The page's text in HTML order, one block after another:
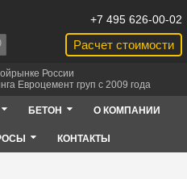
Расчет стоимости
+7 495 626-00-02
России
Евроцемент груп с 2009 года
БЕТОН О КОМПАНИИ
КОНТАКТЫ